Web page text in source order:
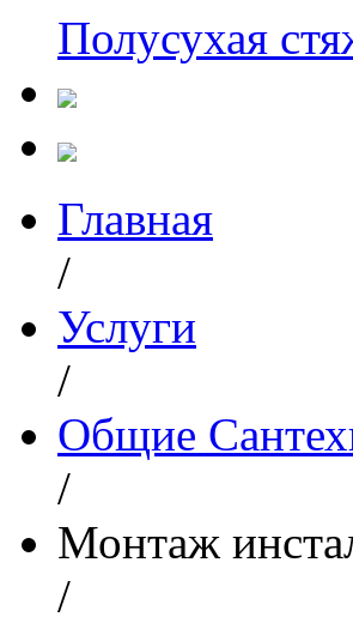
Полусухая
Главная
/
Услуги
/
Общие
/
Монтаж
/